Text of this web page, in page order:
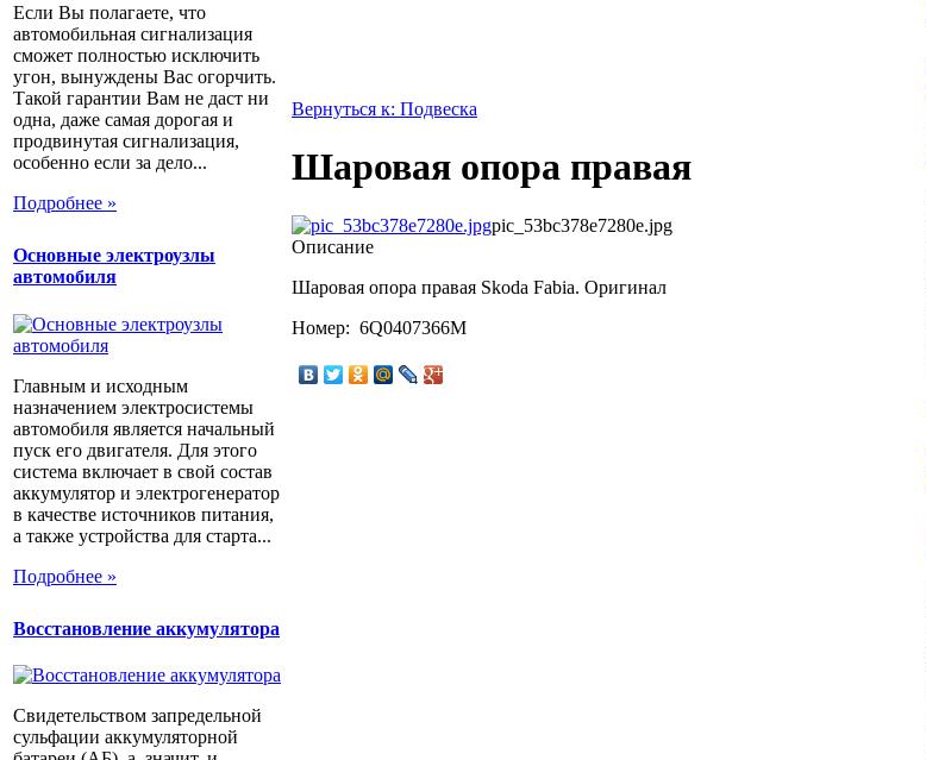
Если Вы полагаете, что
автомобильная сигнализация
сможет полностью исключить
угон, вынуждены Вас огорчить.
Такой гарантии Вам не даст ни
одна, даже самая дорогая и
продвинутая сигнализация,
особенно если за дело...
Подробнее »
Основные электроузлы
автомобиля
Главным и исходным
назначением электросистемы
автомобиля является начальный
пуск его двигателя. Для этого
система включает в свой состав
аккумулятор и электрогенератор
в качестве источников питания,
а также устройства для старта...
Подробнее »
Восстановление аккумулятора
Свидетельством запредельной
сульфации аккумуляторной
Вернуться к: Подвеска
Шаровая опора правая
pic_53bc378e7280e.jpg
Описание
Шаровая опора правая Skoda Fabia. Оригинал
Номер: 6Q0407366M